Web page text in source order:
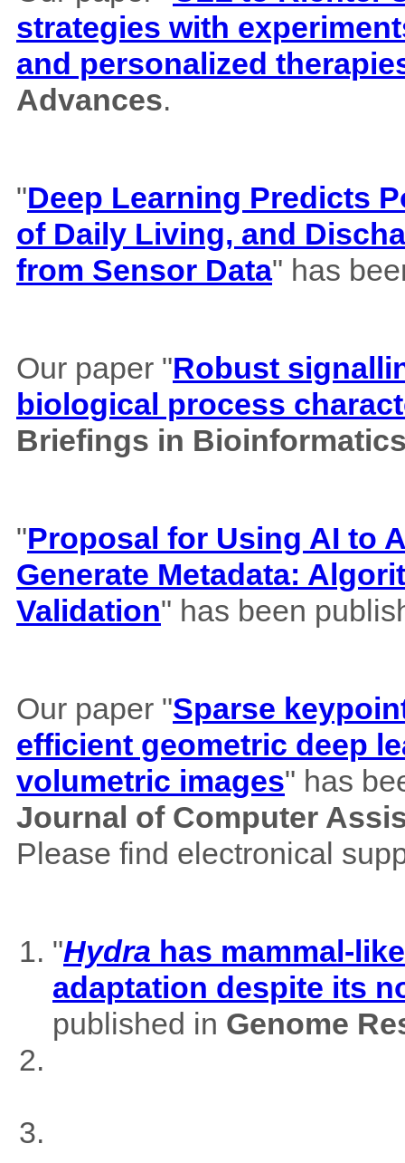
strategies with
and personalized
Advances.
"Deep Learning Predicts
of Daily Living, and
from Sensor Data" has
Our paper "Robust
biological process
Briefings in
"Proposal for Using AI to
Generate Metadata:
Validation" has been
Our paper "Sparse
efficient geometric deep
volumetric images" has
Journal of Computer
Please find electronical
"Hydra has mammal-
adaptation despite its
published in Genome